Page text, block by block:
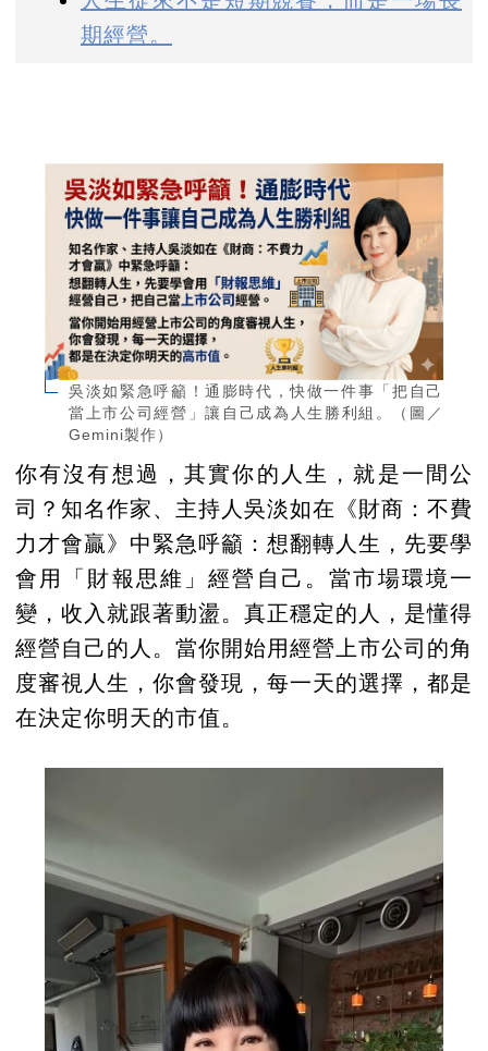
期經營。
吳淡如緊急呼籲！通膨時代，快做一件事「把自己
當上市公司經營」讓自己成為人生勝利組。（圖／
Gemini製作）
你有沒有想過，其實你的人生，就是一間公
司？知名作家、主持人吳淡如在《財商：不費
力才會贏》中緊急呼籲：想翻轉人生，先要學
會用「財報思維」經營自己。當市場環境一
變，收入就跟著動盪。真正穩定的人，是懂得
經營自己的人。當你開始用經營上市公司的角
度審視人生，你會發現，每一天的選擇，都是
在決定你明天的市值。